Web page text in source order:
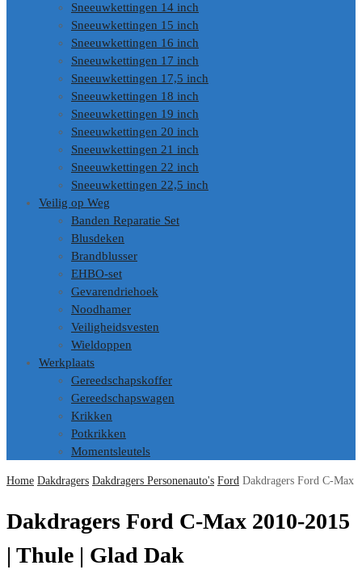
Sneeuwkettingen 14 inch
Sneeuwkettingen 15 inch
Sneeuwkettingen 16 inch
Sneeuwkettingen 17 inch
Sneeuwkettingen 17,5 inch
Sneeuwkettingen 18 inch
Sneeuwkettingen 19 inch
Sneeuwkettingen 20 inch
Sneeuwkettingen 21 inch
Sneeuwkettingen 22 inch
Sneeuwkettingen 22,5 inch
Veilig op Weg
Banden Reparatie Set
Blusdeken
Brandblusser
EHBO-set
Gevarendriehoek
Noodhamer
Veiligheidsvesten
Wieldoppen
Werkplaats
Gereedschapskoffer
Gereedschapswagen
Krikken
Potkrikken
Momentsleutels
Home Dakdragers Dakdragers Personenauto's Ford Dakdragers Ford C-Max
Dakdragers Ford C-Max 2010-2015
| Thule | Glad Dak